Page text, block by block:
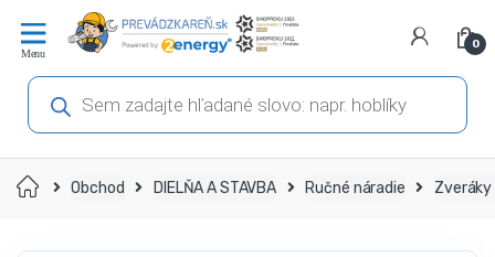
navigáciu
obsah
0
Products
search
Domov Obchod DIELŇA A STAVBA Ručné náradie Zveráky